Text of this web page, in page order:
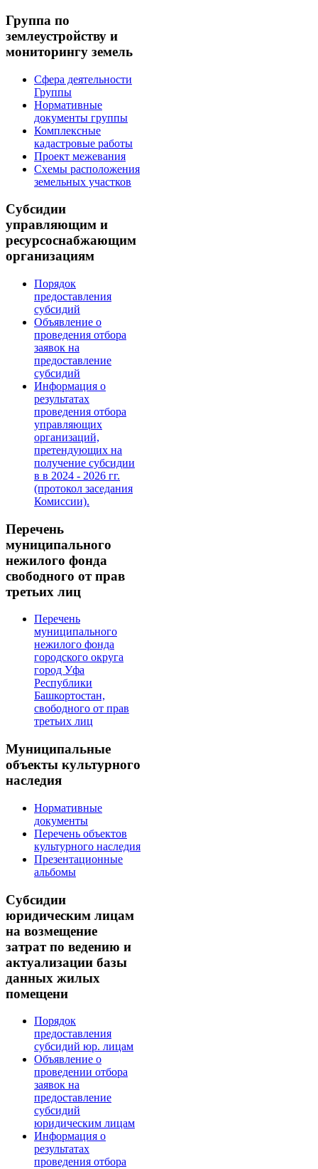
Группа по
землеустройству и
мониторингу земель
Сфера деятельности
Группы
Нормативные
документы группы
Комплексные
кадастровые работы
Проект межевания
Схемы расположения
земельных участков
Субсидии
управляющим и
ресурсоснабжающим
организациям
Порядок
предоставления
субсидий
Объявление о
проведения отбора
заявок на
предоставление
субсидий
Информация о
результатах
проведения отбора
управляющих
организаций,
претендующих на
получение субсидии
в в 2024 - 2026 гг.
(протокол заседания
Комиссии).
Перечень
муниципального
нежилого фонда
свободного от прав
третьих лиц
Перечень
муниципального
нежилого фонда
городского округа
город Уфа
Республики
Башкортостан,
свободного от прав
третьих лиц
Муниципальные
объекты культурного
наследия
Нормативные
документы
Перечень объектов
культурного наследия
Презентационные
альбомы
Субсидии
юридическим лицам
на возмещение
затрат по ведению и
актуализации базы
данных жилых
помещени
Порядок
предоставления
субсидий юр. лицам
Объявление о
проведении отбора
заявок на
предоставление
субсидий
юридическим лицам
Информация о
результатах
проведения отбора